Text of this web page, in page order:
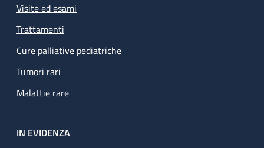
Visite ed esami
Trattamenti
Cure palliative pediatriche
Tumori rari
Malattie rare
IN EVIDENZA